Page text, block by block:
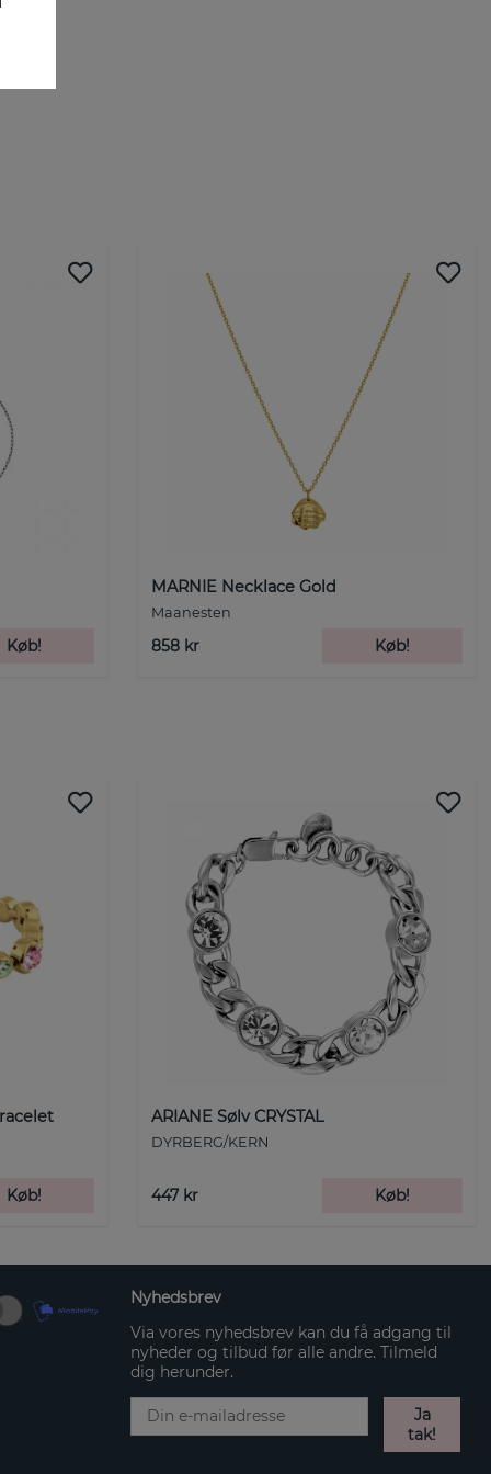
Køb!
MARNIE Necklace Gold
Maanesten
858 kr Køb!
Køb!
ARIANE Sølv CRYSTAL
DYRBERG/KERN
447 kr Køb!
Nyhedsbrev
Via vores nyhedsbrev kan du få adgang til
nyheder og tilbud før alle andre. Tilmeld
dig herunder.
Ja
tak!